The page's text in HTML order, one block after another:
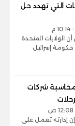
التي تهدد حل
الولايات المتحدة
إسرائيل
شركات
إدارته تعمل على